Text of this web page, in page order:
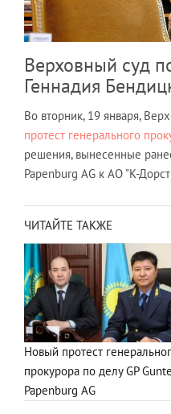
Верховный суд
Геннадия
Во вторник, 19 января,
протест генерального
решения, вынесенные
Papenburg AG к АО "К-
ЧИТАЙТЕ ТАКЖЕ
Новый протест
прокурора по делу GP
Papenburg AG